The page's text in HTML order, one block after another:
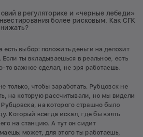
в регуляторике и «черные лебеди»
более рисковым. Как СГК
выбор: положить деньги на депозит
ты вкладываешься в реальное, есть
то важное сделал, не зря работаешь.
только, чтобы заработать. Рубцовск не
на которую рассчитывали, но мы видели
на которого страшно было
Который всегда искал, где бы взять
на станцию. А тут он сидит
может, для этого ты работаешь,